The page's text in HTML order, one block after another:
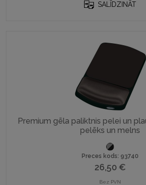
SALĪDZINĀT
Premium gēla paliktnis pelei un
pelēks un melns
Preces kods: 93740
26,50 €
Bez PVN